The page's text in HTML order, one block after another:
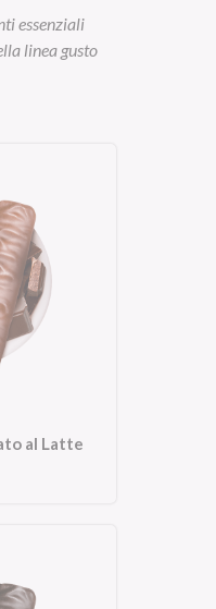
essenziali
linea gusto
al Latte